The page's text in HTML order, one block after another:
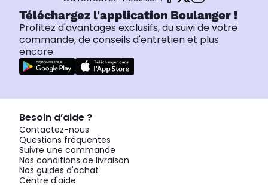
Téléchargez l'application Boulanger !
Profitez d'avantages exclusifs, du suivi de votre
commande, de conseils d'entretien et plus
encore.
Besoin d’aide ?
Contactez-nous
Questions fréquentes
Suivre une commande
Nos conditions de livraison
Nos guides d'achat
Centre d'aide